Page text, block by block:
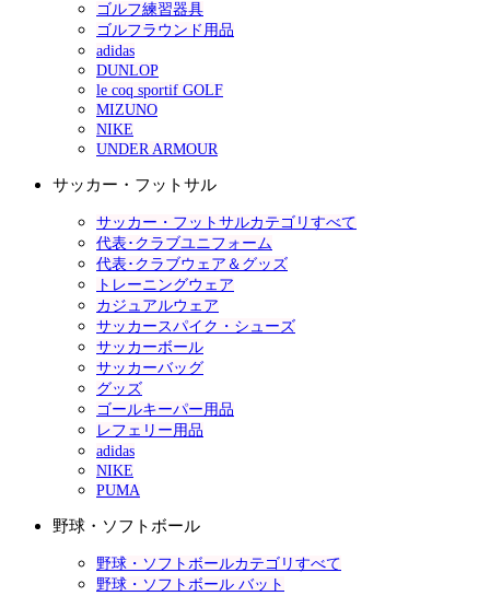
ゴルフ練習器具
ゴルフラウンド用品
adidas
DUNLOP
le coq sportif GOLF
MIZUNO
NIKE
UNDER ARMOUR
サッカー・フットサル
サッカー・フットサルカテゴリすべて
代表･クラブユニフォーム
代表･クラブウェア＆グッズ
トレーニングウェア
カジュアルウェア
サッカースパイク・シューズ
サッカーボール
サッカーバッグ
グッズ
ゴールキーパー用品
レフェリー用品
adidas
NIKE
PUMA
野球・ソフトボール
野球・ソフトボールカテゴリすべて
野球・ソフトボール バット